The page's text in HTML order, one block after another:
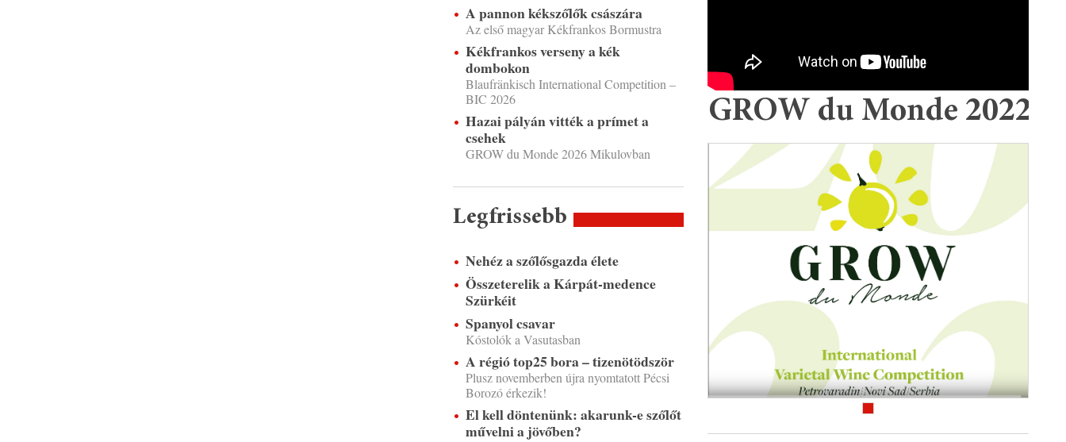
A pannon kékszőlők császára
Az első magyar Kékfrankos Bormustra
Kékfrankos verseny a kék
dombokon
Blaufränkisch International Competition –
BIC 2026
Hazai pályán vitték a prímet a
csehek
GROW du Monde 2026 Mikulovban
Legfrissebb
Nehéz a szőlősgazda élete
Összeterelik a Kárpát-medence
Szürkéit
Spanyol csavar
Kóstolók a Vasutasban
A régió top25 bora – tizenötödször
Plusz novemberben újra nyomtatott Pécsi
Borozó érkezik!
El kell döntenünk: akarunk-e szőlőt
művelni a jövőben?
GROW du Monde 2022